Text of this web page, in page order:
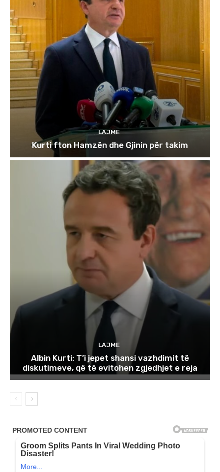
LAJME
Kurti fton Hamzën dhe Gjinin për takim
LAJME
Albin Kurti: T’i jepet shansi vazhdimit të
diskutimeve, që të evitohen zgjedhjet e reja